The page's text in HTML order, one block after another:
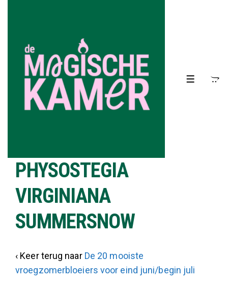
hoofdinhoud
MENU
PHYSOSTEGIA
VIRGINIANA
SUMMERSNOW
‹ Keer terug naar De 20 mooiste
vroegzomerbloeiers voor eind juni/begin juli